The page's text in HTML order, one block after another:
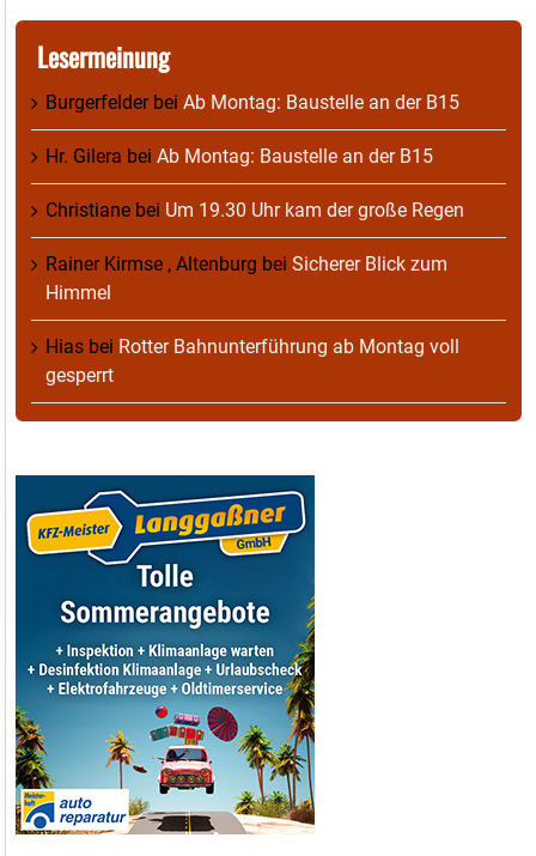
Lesermeinung
Burgerfelderbei Ab Montag: Baustelle an der B15
Hr. Gilera bei Ab Montag: Baustelle an der B15
Christiane bei Um 19.30 Uhr kam der große Regen
Rainer Kirmse , Altenburg bei Sicherer Blick zum
Himmel
Hias bei Rotter Bahnunterführung ab Montag voll
gesperrt